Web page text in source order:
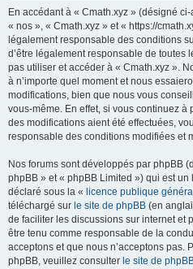
En accédant à « Cmath.xyz » (désigné
« nos », « Cmath.xyz » et « https://
légalement responsable des conditions
d’être légalement responsable de toutes
pas utiliser et accéder à « Cmath.xyz ».
à n’importe quel moment et nous
modifications, bien que nous vous
vous-même. En effet, si vous continuez à
des modifications aient été effectuées,
responsable des conditions modifiées et
Nos forums sont développés par phpBB
phpBB » et « phpBB Limited ») qui est
déclaré sous la « licence publique
téléchargé sur le site de phpBB (en
de faciliter les discussions sur internet et
être tenu comme responsable de la
acceptons et que nous n’acceptons pas.
phpBB, veuillez consulter le site de